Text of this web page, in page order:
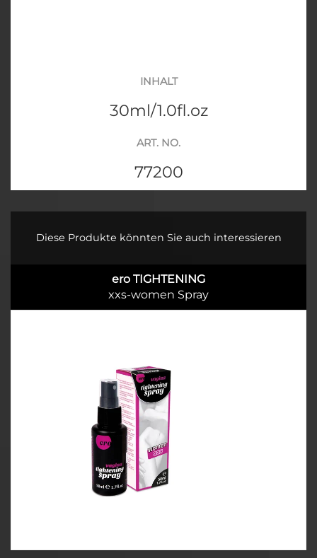
INHALT
30ml/1.0fl.oz
ART. NO.
77200
Diese Produkte könnten Sie auch interessieren
ero TIGHTENING
xxs-women Spray